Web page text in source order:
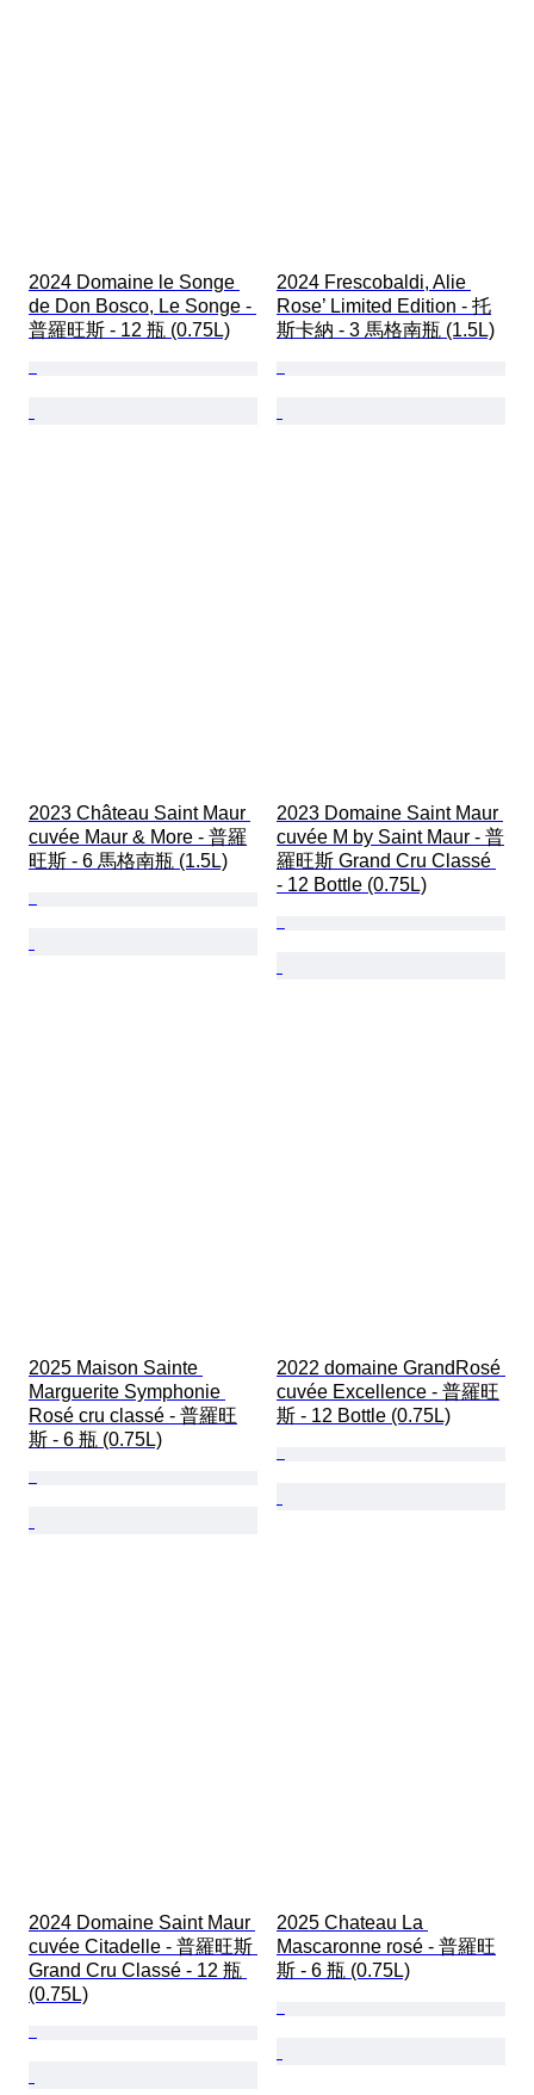
2024 Domaine le Songe
de Don Bosco, Le Songe -
普羅旺斯 - 12 瓶 (0.75L)
2024 Frescobaldi, Alie
Rose’ Limited Edition - 托
斯卡納 - 3 馬格南瓶 (1.5L)
2023 Château Saint Maur
cuvée Maur & More - 普羅
旺斯 - 6 馬格南瓶 (1.5L)
2023 Domaine Saint Maur
cuvée M by Saint Maur - 普
羅旺斯 Grand Cru Classé
- 12 Bottle (0.75L)
2025 Maison Sainte
Marguerite Symphonie
Rosé cru classé - 普羅旺
斯 - 6 瓶 (0.75L)
2022 domaine GrandRosé
cuvée Excellence - 普羅旺
斯 - 12 Bottle (0.75L)
2024 Domaine Saint Maur
cuvée Citadelle - 普羅旺斯
Grand Cru Classé - 12 瓶
(0.75L)
2025 Chateau La
Mascaronne rosé - 普羅旺
斯 - 6 瓶 (0.75L)